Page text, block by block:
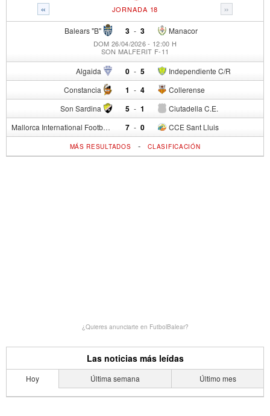
« »
JORNADA 18
Balears "B" 3 - Manacor
3
DOM 26/04/2026 - 12:00 H
SON MALFERIT F-11
Algaida 0 - Independiente C/R
5
Constancia 1 - Collerense
4
Son Sardina 5 - Ciutadella C.E.
1
Mallorca International Football Club del S.p. 7 - CCE Sant Lluis
0
MÁS RESULTADOS -CLASIFICACIÓN
¿Quieres anunciarte en FutbolBalear?
Las noticias más leídas
Hoy Última semana Último mes